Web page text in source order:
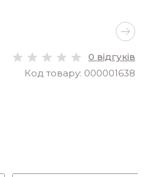
0 відгуків
Код товару: 000001638